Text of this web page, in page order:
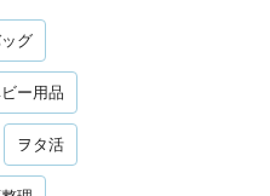
グ
ー用品
ヲタ活